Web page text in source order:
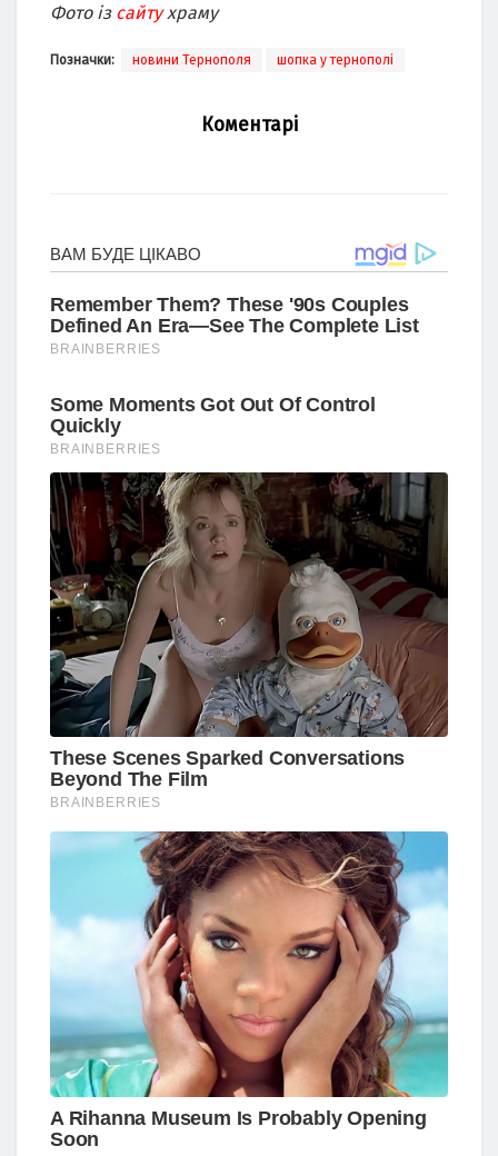
Фото із сайтухраму
Позначки: новини Тернополя шопка у тернополі
Коментарі